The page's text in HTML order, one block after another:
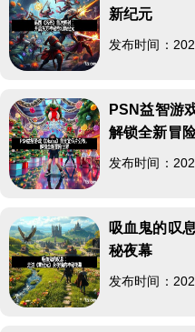
新纪元
发布时间：
PSN益智游
解锁全新冒
发布时间：
吸血鬼的叹
秘夜幕
发布时间：